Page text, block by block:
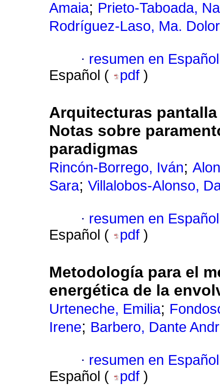
Amaia; Prieto-Taboada,
Rodríguez-Laso, Ma.
· resumen en Español
Español (
pdf )
Arquitecturas
Notas sobre
paradigmas
Rincón-Borrego, Iván;
Sara; Villalobos-Alonso,
· resumen en Español
Español (
pdf )
Metodología para el
energética de la
Urteneche, Emilia;
Irene; Barbero, Dante
· resumen en Español
Español (
pdf )